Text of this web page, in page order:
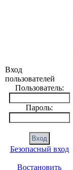
Вход
пользователей
Пользователь:
Пароль:
Безопасный вход
Востановить